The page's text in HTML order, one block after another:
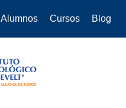
Alumnos Cursos Blog